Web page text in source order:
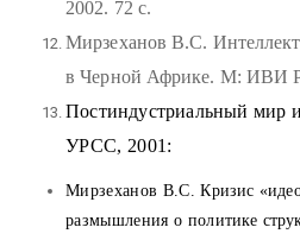
2002. 72 с.
Мирзеханов В.С.
в Черной Африке. М: ИВИ
Постиндустриальный мир
УРСС, 2001:
Мирзеханов В.С.Кризис
размышления о политике